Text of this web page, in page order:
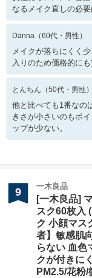
なるメイク直しの必
Danna （60代・ 男性 ）
メイクが落ちにくく
入りのため価格的に
とんちん （50代・ 男性 ）
他と比べても1番なの
きさが小さいのもポ
ップが少ない。
9 一木良品
[一木良品]
スク60枚入
ク 小顔マス
者】敏感肌
らない 血色
クが付きに
PM2.5/花粉